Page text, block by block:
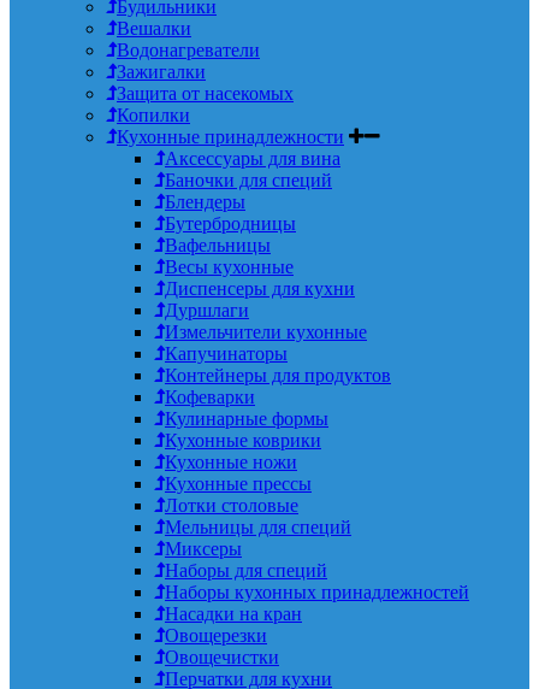
Будильники
Вешалки
Водонагреватели
Зажигалки
Защита от насекомых
Копилки
Кухонные принадлежности
Аксессуары для вина
Баночки для специй
Блендеры
Бутербродницы
Вафельницы
Весы кухонные
Диспенсеры для кухни
Дуршлаги
Измельчители кухонные
Капучинаторы
Контейнеры для продуктов
Кофеварки
Кулинарные формы
Кухонные коврики
Кухонные ножи
Кухонные прессы
Лотки столовые
Мельницы для специй
Миксеры
Наборы для специй
Наборы кухонных принадлежностей
Насадки на кран
Овощерезки
Овощечистки
Перчатки для кухни